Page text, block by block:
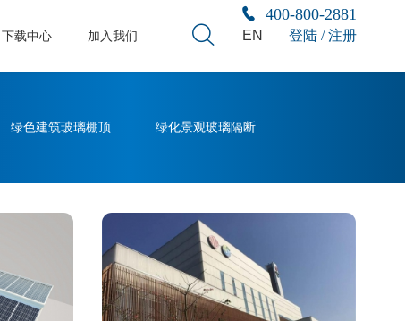
下载中心 加入我们 EN 登陆 / 注册
400-800-2881
绿色建筑玻璃棚顶 绿化景观玻璃隔断